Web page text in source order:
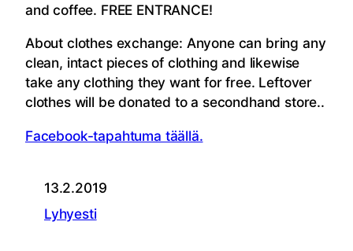
and coffee. FREE ENTRANCE!
About clothes exchange: Anyone can bring any
clean, intact pieces of clothing and likewise
take any clothing they want for free. Leftover
clothes will be donated to a secondhand store..
Facebook-tapahtuma täällä.
13.2.2019
Lyhyesti